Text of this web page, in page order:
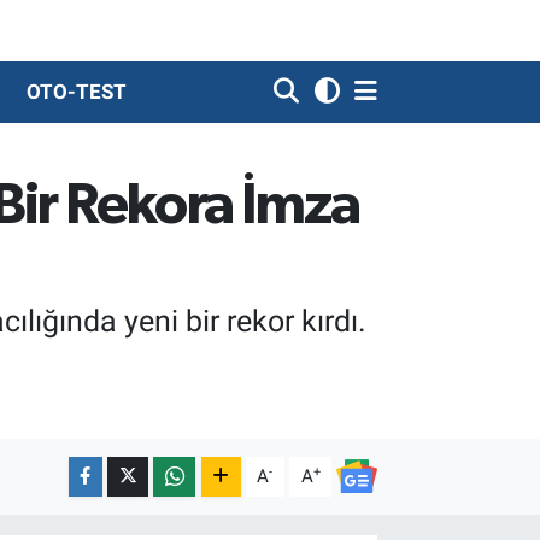
OTO-TEST
Rekora İmza
yeni bir rekor kırdı.
A- A+